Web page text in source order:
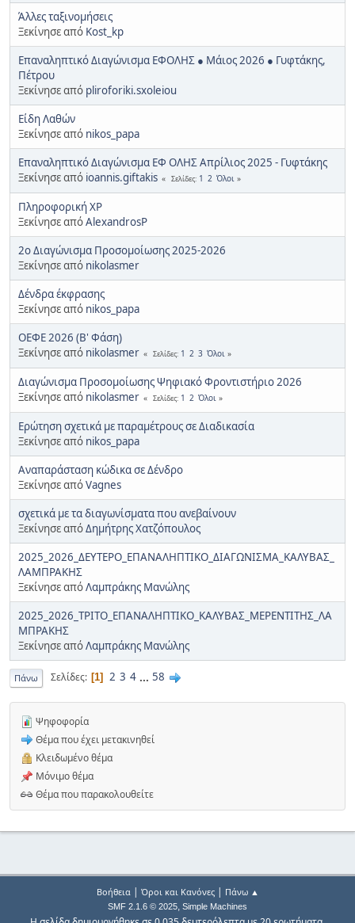
Άλλες ταξινομήσεις
Ξεκίνησε από Kost_kp
Επαναληπτικό Διαγώνισμα ΕΦΟΛΗΣ ● Μάιος 2026 ● Γυφτάκης,
Πέτρου
Ξεκίνησε από pliroforiki.sxoleiou
Είδη Λαθών
Ξεκίνησε από nikos_papa
Επαναληπτικό Διαγώνισμα ΕΦ ΟΛΗΣ Απρίλιος 2025 - Γυφτάκης
Ξεκίνησε από ioannis.giftakis Σελίδες 1 2 Όλοι
Πληροφορική XP
Ξεκίνησε απόAlexandrosP
2ο Διαγώνισμα Προσομοίωσης 2025-2026
Ξεκίνησε από nikolasmer
Δένδρα έκφρασης
Ξεκίνησε από nikos_papa
ΟΕΦΕ 2026 (Β' Φάση)
Ξεκίνησε από nikolasmer Σελίδες 1 2 3 Όλοι
Διαγώνισμα Προσομοίωσης Ψηφιακό Φροντιστήριο 2026
Ξεκίνησε από nikolasmer Σελίδες 1 2 Όλοι
Ερώτηση σχετικά με παραμέτρους σε Διαδικασία
Ξεκίνησε από nikos_papa
Αναπαράσταση κώδικα σε Δένδρο
Ξεκίνησε απόVagnes
σχετικά με τα διαγωνίσματα που ανεβαίνουν
Ξεκίνησε απόΔημήτρης Χατζόπουλος
2025_2026_ΔΕΥΤΕΡΟ_ΕΠΑΝΑΛΗΠΤΙΚΟ_ΔΙΑΓΩΝΙΣΜΑ_ΚΑΛΥΒΑΣ_
ΛΑΜΠΡΑΚΗΣ
Ξεκίνησε απόΛαμπράκης Μανώλης
2025_2026_ΤΡΙΤΟ_ΕΠΑΝΑΛΗΠΤΙΚΟ_ΚΑΛΥΒΑΣ_ΜΕΡΕΝΤΙΤΗΣ_ΛΑ
ΜΠΡΑΚΗΣ
Ξεκίνησε απόΛαμπράκης Μανώλης
Πάνω Σελίδες 1 2 3 4 ... 58
Ψηφοφορία
Θέμα που έχει μετακινηθεί
Κλειδωμένο θέμα
Μόνιμο θέμα
Θέμα που παρακολουθείτε
Βοήθεια| Όροι και Κανόνες| Πάνω ▲
SMF 2.1.6 © 2025, Simple Machines